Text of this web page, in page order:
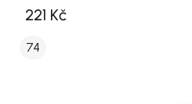
221 Kč
74